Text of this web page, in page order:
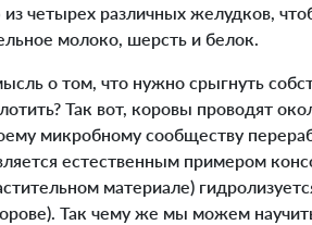
четырех различных желудков,
молоко, шерсть и белок.
о том, что нужно срыгнуть
Так вот, коровы проводят
микробному сообществу
естественным примером
материале)
Так чему же мы можем